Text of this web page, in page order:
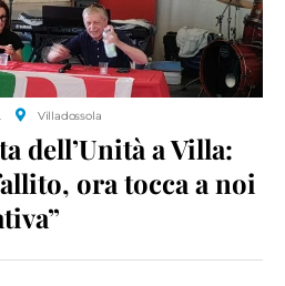
Villadossola
dell’Unità a Villa:
ora tocca a noi